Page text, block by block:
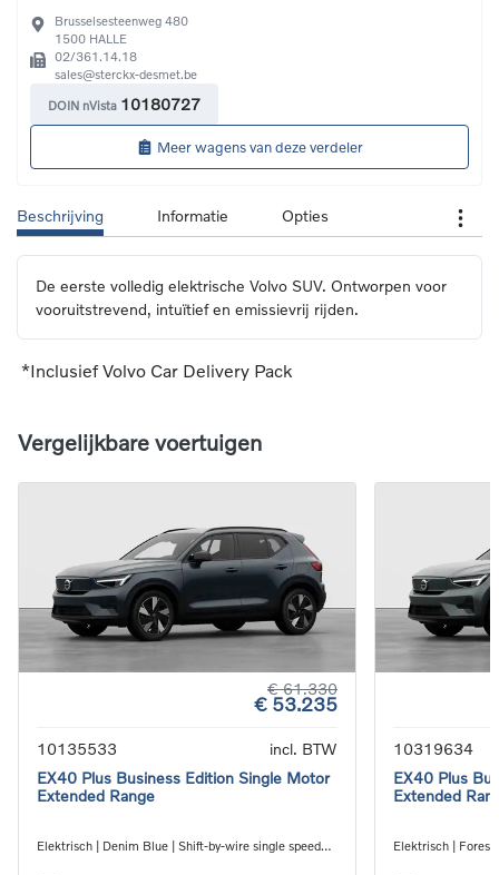
Brusselsesteenweg 480
1500 HALLE
02/361.14.18
sales@sterckx-desmet.be
DOIN nVista 10180727
Meer wagens van deze verdeler
Beschrijving Informatie Opties
De eerste volledig elektrische Volvo SUV. Ontworpen voor
vooruitstrevend, intuïtief en emissievrij rijden.
*Inclusief Volvo Car Delivery Pack
Vergelijkbare voertuigen
€ 61.330
€ 53.235
10135533
incl. BTW
EX40 Plus Business Edition Single Motor
Extended Range
Elektrisch | Denim Blue | Shift-by-wire single speed
10319634
EX40 Plus
Extended
Elektrisch | Forest